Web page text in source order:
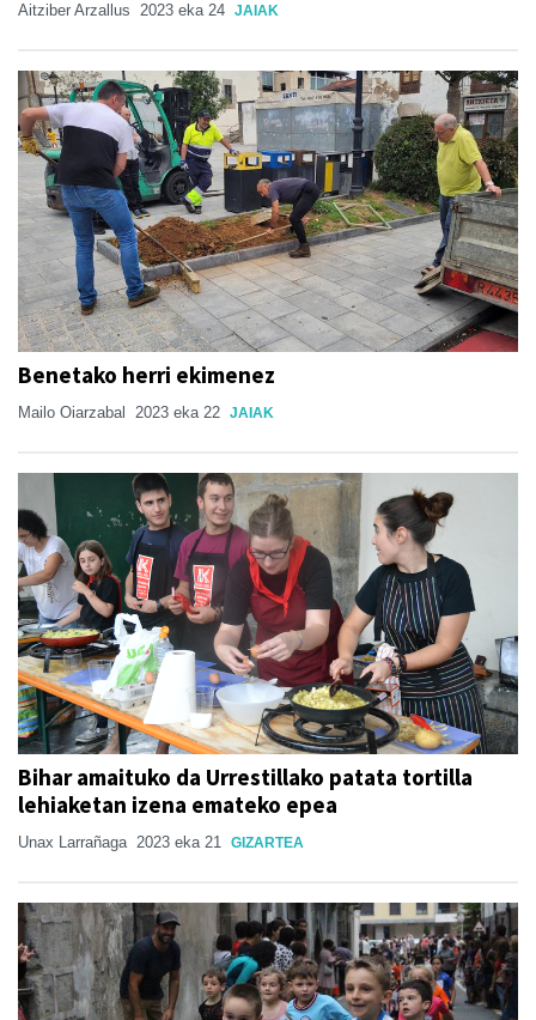
Aitziber Arzallus 2023 eka 24 JAIAK
Benetako herri ekimenez
Mailo Oiarzabal 2023 eka 22 JAIAK
Bihar amaituko da Urrestillako patata tortilla
lehiaketan izena emateko epea
Unax Larrañaga 2023 eka 21 GIZARTEA